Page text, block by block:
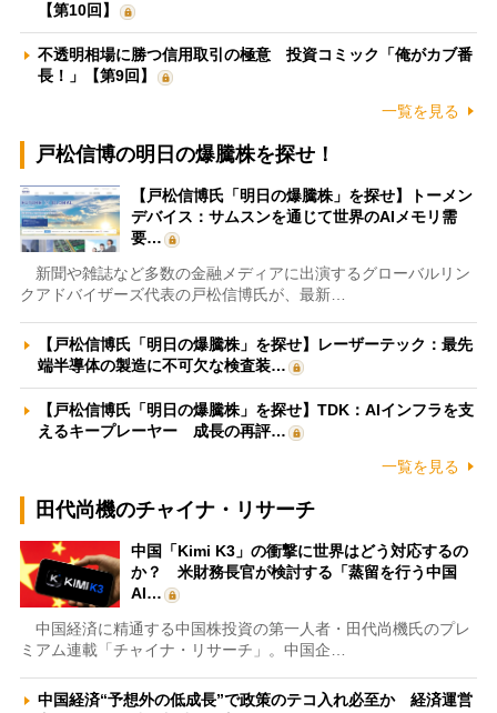
【第10回】
不透明相場に勝つ信用取引の極意 投資コミック「俺がカブ番
長！」【第9回】
一覧を見る
戸松信博の明日の爆騰株を探せ！
【戸松信博氏「明日の爆騰株」を探せ】トーメン
デバイス：サムスンを通じて世界のAIメモリ需
要…
新聞や雑誌など多数の金融メディアに出演するグローバルリン
クアドバイザーズ代表の戸松信博氏が、最新…
【戸松信博氏「明日の爆騰株」を探せ】レーザーテック：最先
端半導体の製造に不可欠な検査装…
【戸松信博氏「明日の爆騰株」を探せ】TDK：AIインフラを支
えるキープレーヤー 成長の再評…
一覧を見る
田代尚機のチャイナ・リサーチ
中国「Kimi K3」の衝撃に世界はどう対応するの
か？ 米財務長官が検討する「蒸留を行う中国
AI…
中国経済に精通する中国株投資の第一人者・田代尚機氏のプレ
ミアム連載「チャイナ・リサーチ」。中国企…
中国経済“予想外の低成長”で政策のテコ入れ必至か 経済運営